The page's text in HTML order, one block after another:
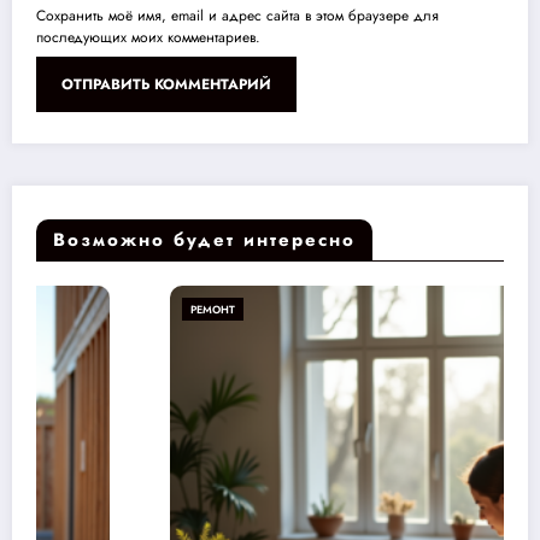
Сохранить моё имя, email и адрес сайта в этом браузере для
последующих моих комментариев.
Возможно будет интересно
РЕМОНТ